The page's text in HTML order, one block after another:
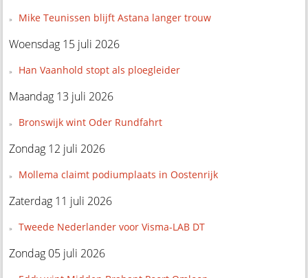
Mike Teunissen blijft Astana langer trouw
Woensdag 15 juli 2026
Han Vaanhold stopt als ploegleider
Maandag 13 juli 2026
Bronswijk wint Oder Rundfahrt
Zondag 12 juli 2026
Mollema claimt podiumplaats in Oostenrijk
Zaterdag 11 juli 2026
Tweede Nederlander voor Visma-LAB DT
Zondag 05 juli 2026